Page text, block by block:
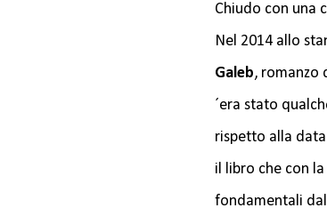
Chiudo con una
Nel 2014 allo
Galeb, romanzo
´era stato
rispetto alla
il libro che con
fondamentali